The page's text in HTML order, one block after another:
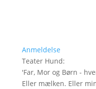
Anmeldelse
Teater Hund:
'Far, Mor og Børn -
Eller mælken. Eller